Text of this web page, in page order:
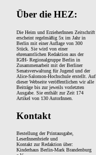
Über die HEZ:
Die Heim und ErzieherInnen Zeitschrift
erscheint regelmäßig 5x im Jahr in
Berlin mit einer Auflage von 300
Stück. Sie wird von einer
ehrenamtlichen Redaktion aus der
IGfH- Regionalgruppe Berlin in
Zusammenarbeit mit der Berliner
Senatsverwaltung für Jugend und der
Alice-Salomon-Hochschule erstellt. Auf
dieser Webseite veröffentlichen wir alle
Beiträge bis zur jeweils vorletzten
Ausgabe. Sie enthält zur Zeit 174
Artikel von 130 AutorInnen.
Kontakt
Bestellung der Printausgabe,
LeserInnenbriefe und
Kontakt zur Redaktion über:
Kinderhaus Berlin-Mark Brandenburg